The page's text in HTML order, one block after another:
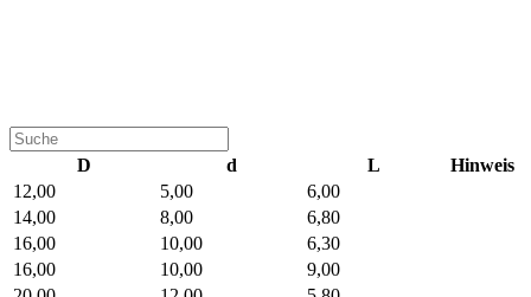
D d L
Hinweis
12,00
5,00
6,00
14,00
8,00
6,80
16,00
10,00
6,30
16,00
10,00
9,00